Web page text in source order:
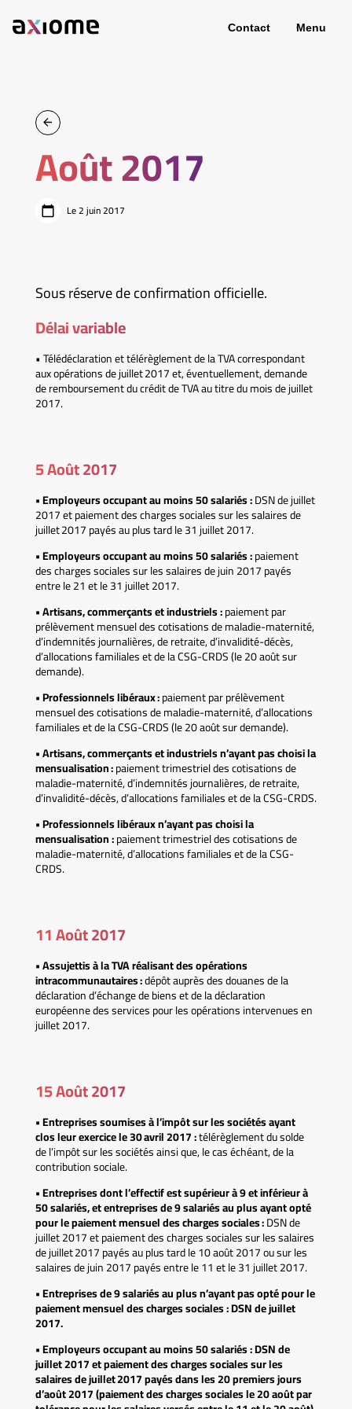
Contact Menu
Août 2017
Le 2 juin 2017
Sous réserve de confirmation officielle.
Délai variable
• Télédéclaration et télérèglement de la TVA correspondant
aux opérations de juillet 2017 et, éventuellement, demande
de remboursement du crédit de TVA au titre du mois de juillet
2017.
5 Août 2017
• Employeurs occupant au moins 50 salariés :DSN de juillet
2017 et paiement des charges sociales sur les salaires de
juillet 2017 payés au plus tard le 31 juillet 2017.
• Employeurs occupant au moins 50 salariés :paiement
des charges sociales sur les salaires de juin 2017 payés
entre le 21 et le 31 juillet 2017.
• Artisans, commerçants et industriels :paiement par
prélèvement mensuel des cotisations de maladie-maternité,
d’indemnités journalières, de retraite, d’invalidité-décès,
d’allocations familiales et de la CSG-CRDS (le 20 août sur
demande).
• Professionnels libéraux :paiement par prélèvement
mensuel des cotisations de maladie-maternité, d’allocations
familiales et de la CSG-CRDS (le 20 août sur demande).
• Artisans, commerçants et industriels n’ayant pas choisi la
mensualisation :paiement trimestriel des cotisations de
maladie-maternité, d’indemnités journalières, de retraite,
d’invalidité-décès, d’allocations familiales et de la CSG-CRDS.
• Professionnels libéraux n’ayant pas choisi la
mensualisation :paiement trimestriel des cotisations de
maladie-maternité, d’allocations familiales et de la CSG-
CRDS.
11 Août 2017
• Assujettis à la TVA réalisant des opérations
intracommunautaires :dépôt auprès des douanes de la
déclaration d’échange de biens et de la déclaration
européenne des services pour les opérations intervenues en
juillet 2017.
15 Août 2017
• Entreprises soumises à l’impôt sur les sociétés ayant
clos leur exercice le 30 avril 2017 :télérèglement du solde
de l’impôt sur les sociétés ainsi que, le cas échéant, de la
contribution sociale.
• Entreprises dont l’effectif est supérieur à 9 et inférieur à
50 salariés, et entreprises de 9 salariés au plus ayant opté
pour le paiement mensuel des charges sociales :DSN de
juillet 2017 et paiement des charges sociales sur les salaires
de juillet 2017 payés au plus tard le 10 août 2017 ou sur les
salaires de juin 2017 payés entre le 11 et le 31 juillet 2017.
• Entreprises de 9 salariés au plus n’ayant pas opté pour le
paiement mensuel des charges sociales :DSN de juillet
2017.
• Employeurs occupant au moins 50 salariés :DSN de
juillet 2017 et paiement des charges sociales sur les
salaires de juillet 2017 payés dans les 20 premiers jours
d’août 2017 (paiement des charges sociales le 20 août par